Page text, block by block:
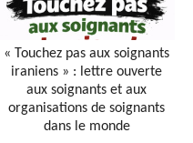
« Touchez pas aux soignants
iraniens » : lettre ouverte
aux soignants et aux
organisations de soignants
dans le monde